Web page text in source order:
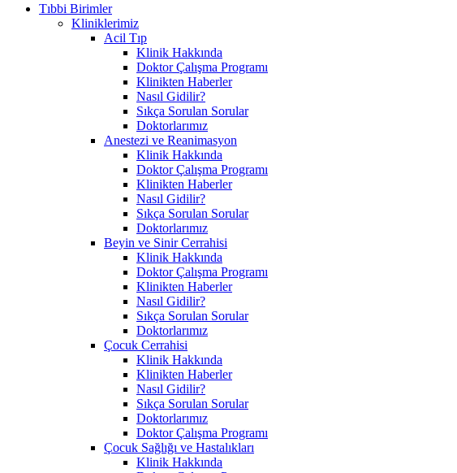
Tıbbi Birimler
Kliniklerimiz
Acil Tıp
Klinik Hakkında
Doktor Çalışma Programı
Klinikten Haberler
Nasıl Gidilir?
Sıkça Sorulan Sorular
Doktorlarımız
Anestezi ve Reanimasyon
Klinik Hakkında
Doktor Çalışma Programı
Klinikten Haberler
Nasıl Gidilir?
Sıkça Sorulan Sorular
Doktorlarımız
Beyin ve Sinir Cerrahisi
Klinik Hakkında
Doktor Çalışma Programı
Klinikten Haberler
Nasıl Gidilir?
Sıkça Sorulan Sorular
Doktorlarımız
Çocuk Cerrahisi
Klinik Hakkında
Klinikten Haberler
Nasıl Gidilir?
Sıkça Sorulan Sorular
Doktorlarımız
Doktor Çalışma Programı
Çocuk Sağlığı ve Hastalıkları
Klinik Hakkında